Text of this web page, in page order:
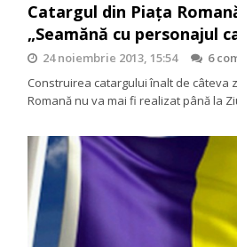
Catargul din Piaţa
„Seamănă cu personajul
24 noiembrie 2013, 15:54
6
Construirea catargului înalt de câteva
Romană nu va mai fi realizat până la